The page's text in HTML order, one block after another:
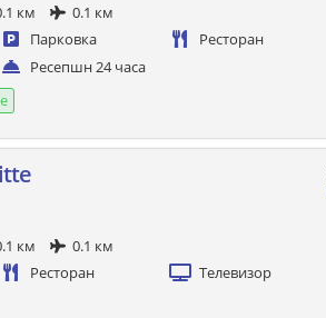
км
0.1 км
Парковка
Ресторан
Ресепшн 24 часа
км
0.1 км
Ресторан Телевизор